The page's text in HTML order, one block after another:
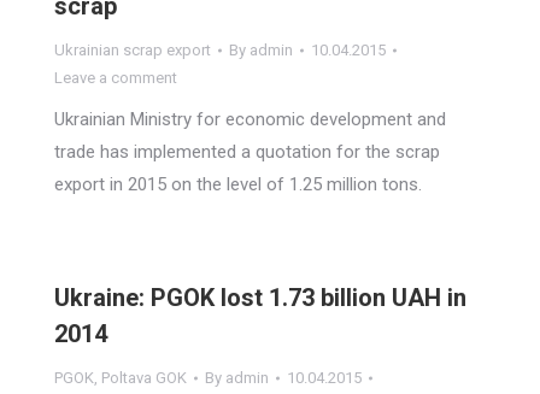
scrap
Ukrainian scrap export By admin
10.04.2015
Leave a comment
Ukrainian Ministry for economic development and
trade has implemented a quotation for the scrap
export in 2015 on the level of 1.25 million tons.
Ukraine: PGOK lost 1.73 billion UAH in
2014
PGOK, Poltava GOK By admin
10.04.2015